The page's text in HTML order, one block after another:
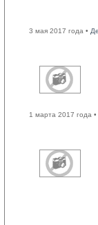
3 мая 2017 года •
1 марта 2017 года •